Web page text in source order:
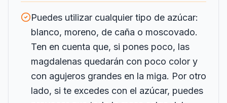
Puedes utilizar cualquier tipo de azúcar:
blanco, moreno, de caña o moscovado.
Ten en cuenta que, si pones poco, las
magdalenas quedarán con poco color y
con agujeros grandes en la miga. Por otro
lado, si te excedes con el azúcar, puedes